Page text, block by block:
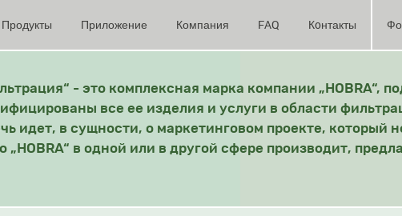
Кoнтакты
FAQ
Компания
Приложение
Продукты
- это комплексная марка компании „HOBRA“,
все ее изделия и услуги в области
идет, в сущности, о маркетинговом проекте, который
„HOBRA“ в одной или в другой сфере производит,